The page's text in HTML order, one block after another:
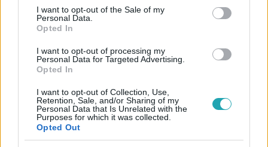
consent section.
I want to opt-out of the Sale of my
Personal Data.
Opted In
I want to opt-out of processing my
Personal Data for Targeted Advertising.
Opted In
I want to opt-out of Collection, Use,
Retention, Sale, and/or Sharing of my
Personal Data that Is Unrelated with the
Purposes for which it was collected.
Opted Out
HÍRADÓ #VIDEÓ #ADÁSRÉSZLETEK BELFÖLD